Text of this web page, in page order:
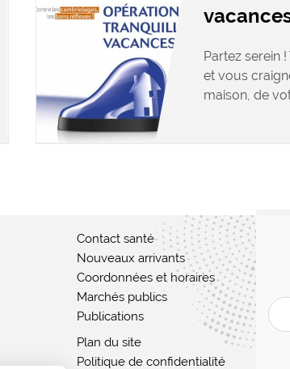
Partez serein
et vous
maison, de
Contact santé
Nouveaux arrivants
Coordonnées et horaires
Marchés publics
Publications
Plan du site
Politique de confidentialité